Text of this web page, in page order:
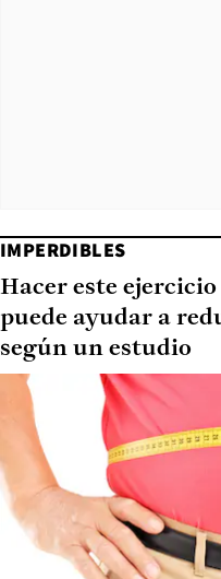
IMPERDIBLES
Hacer este
puede ayudar a
según un estudio